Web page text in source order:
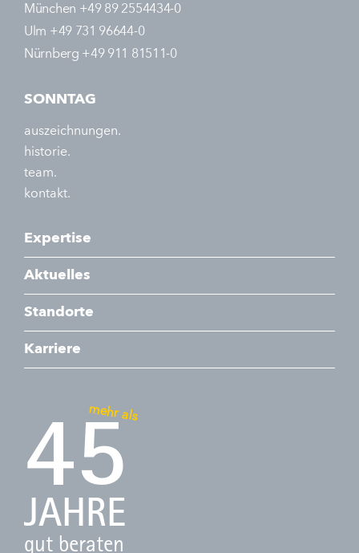
München +49 89 2554434-0
Ulm +49 731 96644-0
Nürnberg +49 911 81511-0
SONNTAG
auszeichnungen.
historie.
team.
kontakt.
Expertise
Aktuelles
Standorte
Karriere
mehr als
45
JAHRE
gut beraten